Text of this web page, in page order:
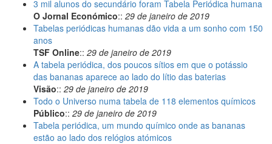
3 mil alunos do secundário foram Tabela Periódica humana
O Jornal Económico:: 29 de janeiro de 2019
Tabelas periódicas humanas dão vida a um sonho com 150
anos
TSF Online:: 29 de janeiro de 2019
A tabela periódica, dos poucos sítios em que o potássio
das bananas aparece ao lado do lítio das baterias
Visão:: 29 de janeiro de 2019
Todo o Universo numa tabela de 118 elementos químicos
Público:: 29 de janeiro de 2019
Tabela periódica, um mundo químico onde as bananas
estão ao lado dos relógios atómicos